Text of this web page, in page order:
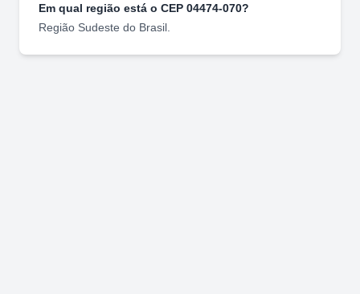
Em qual região está o CEP 04474-070?
Região Sudeste do Brasil.